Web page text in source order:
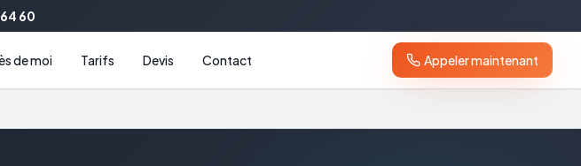
60
de moi Tarifs Devis Contact Appeler maintenant